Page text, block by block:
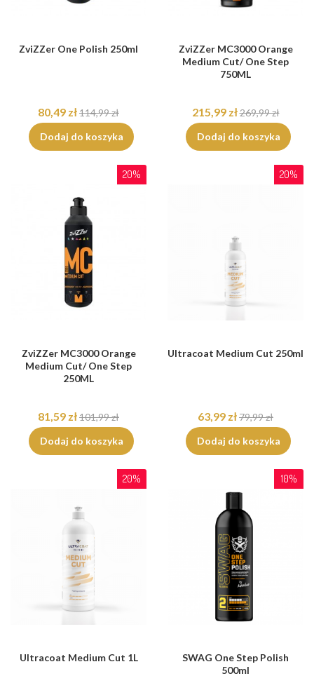
ZviZZer One Polish 250ml
80,49 zł114,99 zł
Dodaj do koszyka
ZviZZer MC3000 Orange
Medium Cut/ One Step
750ML
215,99 zł269,99 zł
Dodaj do koszyka
20%
ZviZZer MC3000 Orange
Medium Cut/ One Step
250ML
81,59 zł101,99 zł
Dodaj do koszyka
20%
Ultracoat Medium Cut 250ml
63,99 zł79,99 zł
Dodaj do koszyka
20%
Ultracoat Medium Cut 1L
10%
SWAG One Step Polish
500ml